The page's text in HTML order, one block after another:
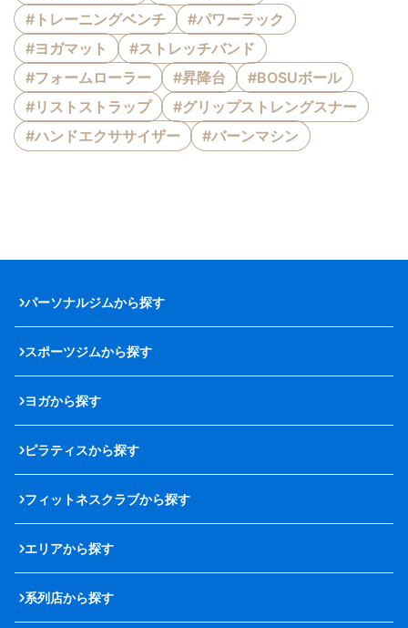
#トレーニングベンチ
#パワーラック
#ヨガマット
#ストレッチバンド
#フォームローラー
#昇降台
#BOSUボール
#リストストラップ
#グリップストレングスナー
#ハンドエクササイザー
#バーンマシン
パーソナルジムから探す
スポーツジムから探す
ヨガから探す
ピラティスから探す
フィットネスクラブから探す
エリアから探す
系列店から探す